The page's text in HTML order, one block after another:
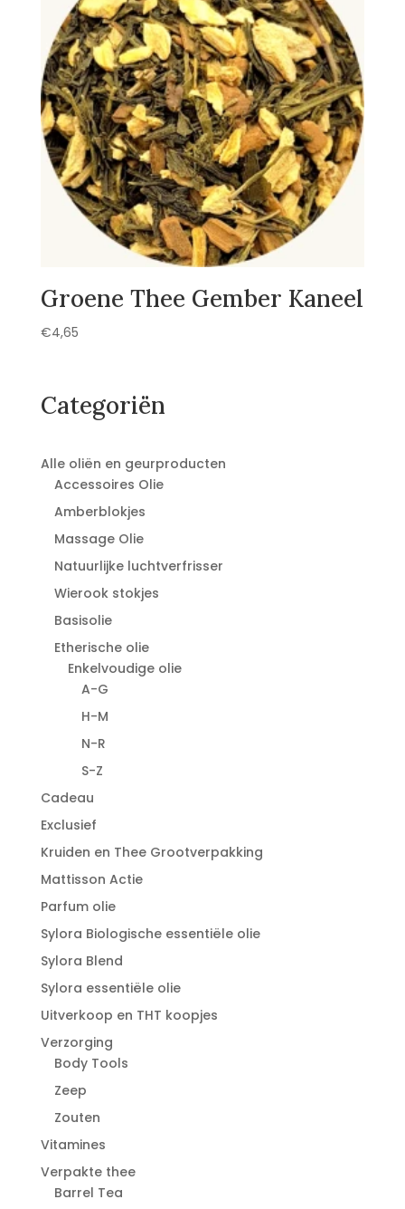
Groene Thee Gember Kaneel
€4,65
Categoriën
Alle oliën en geurproducten
Accessoires Olie
Amberblokjes
Massage Olie
Natuurlijke luchtverfrisser
Wierook stokjes
Basisolie
Etherische olie
Enkelvoudige olie
A-G
H-M
N-R
S-Z
Cadeau
Exclusief
Kruiden en Thee Grootverpakking
Mattisson Actie
Parfum olie
Sylora Biologische essentiële olie
Sylora Blend
Sylora essentiële olie
Uitverkoop en THT koopjes
Verzorging
Body Tools
Zeep
Zouten
Vitamines
Verpakte thee
Barrel Tea